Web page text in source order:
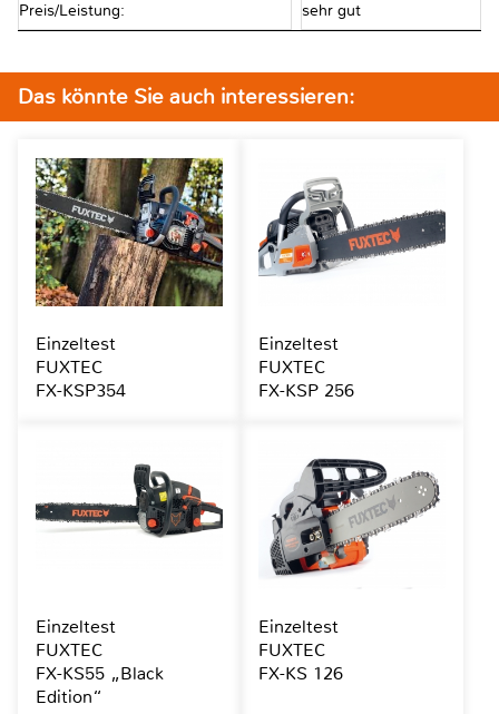
Preis/Leistung: sehr gut
Das könnte Sie auch interessieren:
Einzeltest
FUXTEC
FX-KSP354
Einzeltest
FUXTEC
FX-KSP 256
Einzeltest
FUXTEC
FX-KS55 „Black
Edition“
Einzeltest
FUXTEC
FX-KS 126